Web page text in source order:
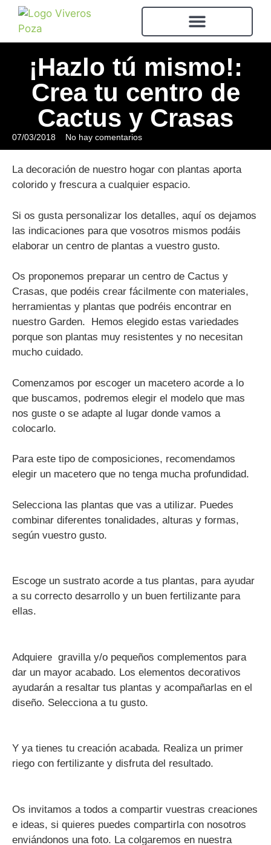
¡Hazlo tú mismo!:
Crea tu centro de
Cactus y Crasas
07/03/2018 No hay comentarios
La decoración de nuestro hogar con plantas aporta
colorido y frescura a cualquier espacio.
Si os gusta personalizar los detalles, aquí os dejamos
las indicaciones para que vosotros mismos podáis
elaborar un centro de plantas a vuestro gusto.
Os proponemos preparar un centro de Cactus y
Crasas, que podéis crear fácilmente con materiales,
herramientas y plantas que podréis encontrar en
nuestro Garden. Hemos elegido estas variedades
porque son plantas muy resistentes y no necesitan
mucho cuidado.
Comenzamos por escoger un macetero acorde a lo
que buscamos, podremos elegir el modelo que mas
nos guste o se adapte al lugar donde vamos a
colocarlo.
Para este tipo de composiciones, recomendamos
elegir un macetero que no tenga mucha profundidad.
Selecciona las plantas que vas a utilizar. Puedes
combinar diferentes tonalidades, alturas y formas,
según vuestro gusto.
Escoge un sustrato acorde a tus plantas, para ayudar
a su correcto desarrollo y un buen fertilizante para
ellas.
Adquiere gravilla y/o pequeños complementos para
dar un mayor acabado. Los elementos decorativos
ayudarán a resaltar tus plantas y acompañarlas en el
diseño. Selecciona a tu gusto.
Y ya tienes tu creación acabada. Realiza un primer
riego con fertilizante y disfruta del resultado.
Os invitamos a todos a compartir vuestras creaciones
e ideas, si quieres puedes compartirla con nosotros
enviándonos una foto. La colgaremos en nuestra